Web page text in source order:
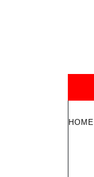
HOME